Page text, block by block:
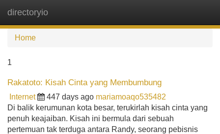
directoryio
Home
1
Rakatoto: Kisah Cinta yang Membumbung
Internet 447 days ago mariamoaqo535482
Di balik kerumunan kota besar, terukirlah kisah cinta yang
penuh keajaiban. Kisah ini bermula dari sebuah
pertemuan tak terduga antara Randy, seorang pebisnis